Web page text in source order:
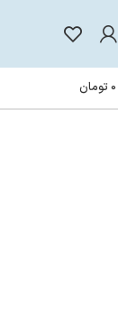
0 تومان